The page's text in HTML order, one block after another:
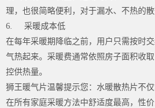
理，也很简略便利，对于漏水、不热的散
6. 采暖成本低
在每年采暖期降临之前，用户只需按时
气热起来。采暖费通常依照房子面积收
控供热量。
狮王暖气片温馨提示您：水暖散热片不
在所有家庭采暖方法中舒适度最高，性